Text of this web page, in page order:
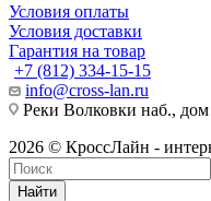
Условия оплаты
Условия доставки
Гарантия на товар
+7 (812) 334-15-15
info@cross-lan.ru
Реки Волковки наб.,
2026 © КроссЛайн -
Найти